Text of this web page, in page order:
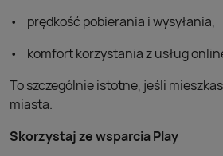
prędkość pobierania i wysyłania,
komfort korzystania z usług
To szczególnie istotne, jeśli
miasta.
Skorzystaj ze wsparcia Play